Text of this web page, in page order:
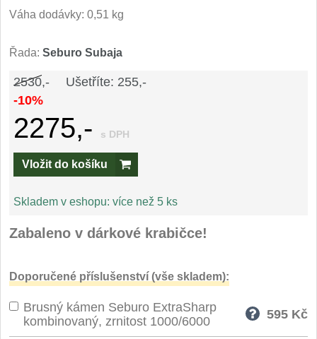
Záchranářské 4
Ostřiče nožů
Brusné kameny
Sady nožů SEBURO 6
Nože Seburo SARADA 93
Váha dodávky: 0,51 kg
Řada: Seburo Subaja
2530,- Ušetříte: 255,-
-10%
2275,- s DPH
Vložit do košíku
Skladem v eshopu: více než 5 ks
Zabaleno v dárkové krabičce!
Doporučené příslušenství (vše skladem):
Brusný kámen Seburo ExtraSharp
kombinovaný, zrnitost 1000/6000
595 Kč